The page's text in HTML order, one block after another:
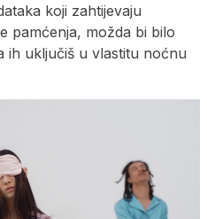
koji zahtijevaju
pamćenja, možda bi bilo
ih uključiš u vlastitu noćnu